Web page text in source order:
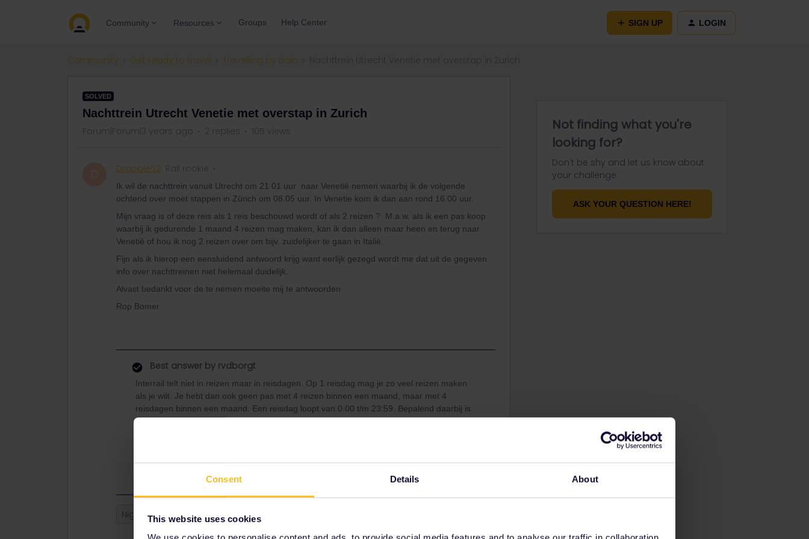
Consent Details About
This website uses cookies
Community Resources Groups Help Center SIGN UP LOGIN
Community Get ready to travel Travelling by train
SOLVED
Nachttrein Utrecht Venetie met overstap in Zurich
Forum|Forum|3 years ago 2 replies 105 views
Droppie52 Rail rookie
Ik wil de nachttrein vanuit Utrecht om 21 01 uur naar Venetië nemen waarbij ik de volgende
ochtend over moet stappen in Zürich om 08.05 uur. In Venetie kom ik dan aan rond 16.00 uur.
Mijn vraag is of deze reis als 1 reis beschouwd wordt of als 2 reizen ? M.a.w. als ik een pas koop
waarbij ik gedurende 1 maand 4 reizen mag maken, kan ik dan alleen maar heen en terug naar
Venetië of hou ik nog 2 reizen over om bijv. zuidelijker te gaan in Italië.
Fijn als ik hierop een eensluidend antwoord krijg want eerlijk gezegd wordt me dat uit de gegeven
info over nachttreinen niet helemaal duidelijk.
Alvast bedankt voor de te nemen moeite mij te antwoorden
Rop Bomer
Best answer by rvdborgt
Interrail telt niet in reizen maar in reisdagen. Op 1 reisdag mag je zo veel reizen maken
als je wilt. Je hebt dan ook geen pas met 4 reizen binnen een maand, maar met 4
reisdagen binnen een maand. Een reisdag loopt van 0:00 t/m 23:59. Bepalend daarbij is
de geplande vertrektijd. Als je een trein neemt die pas de volgende dag aankomt, dan is
Night train traveldays
Not finding what you're
looking for?
Don't be shy and let us know about
your challenge.
ASK YOUR QUESTION HERE!